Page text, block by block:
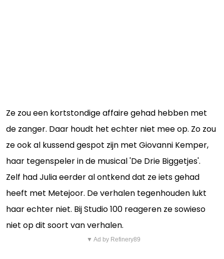
Ze zou een kortstondige affaire gehad hebben met
de zanger. Daar houdt het echter niet mee op. Zo zou
ze ook al kussend gespot zijn met Giovanni Kemper,
haar tegenspeler in de musical 'De Drie Biggetjes'.
Zelf had Julia eerder al ontkend dat ze iets gehad
heeft met Metejoor. De verhalen tegenhouden lukt
haar echter niet. Bij Studio 100 reageren ze sowieso
niet op dit soort van verhalen.
▼ Ad by Refinery89